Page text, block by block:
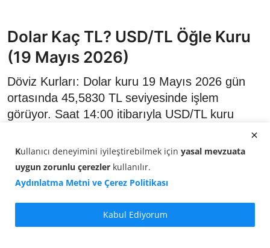
Dolar Kaç TL? USD/TL Öğle Kuru
(19 Mayıs 2026)
Döviz Kurları: Dolar kuru 19 Mayıs 2026 gün
ortasında 45,5830 TL seviyesinde işlem
görüyor. Saat 14:00 itibarıyla USD/TL kuru
Kullanıcı deneyimini iyileştirebilmek için yasal mevzuata
uygun zorunlu çerezler kullanılır.
Aydınlatma Metni ve Çerez Politikası
Kabul Ediyorum